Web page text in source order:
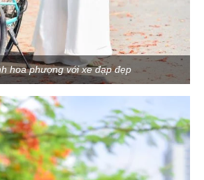
hoa phượng với xe đạp đẹp